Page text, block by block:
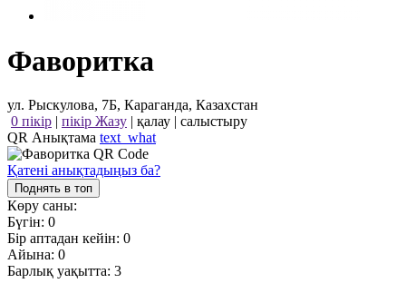
Фаворитка
ул. Рыскулова, 7Б, Караганда, Казахстан
0 пікір | пікір Жазу | қалау | салыстыру
QR Анықтама text_what
Қатені анықтадыңыз ба?
Поднять в топ
Көру саны:
Бүгін: 0
Бір аптадан кейін: 0
Айына: 0
Барлық уақытта: 3